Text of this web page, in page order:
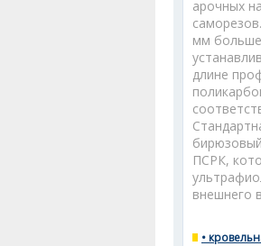
арочных
мм больше
длине
ПСРК,
внешнего
•